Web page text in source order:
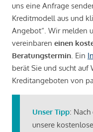
uns eine Anfrage
Kreditmodell aus und
Angebot“. Wir melden
vereinbaren einen
Beratungstermin . Ein
berät Sie und sucht auf
Kreditangeboten von
Unser Tipp:
unsere